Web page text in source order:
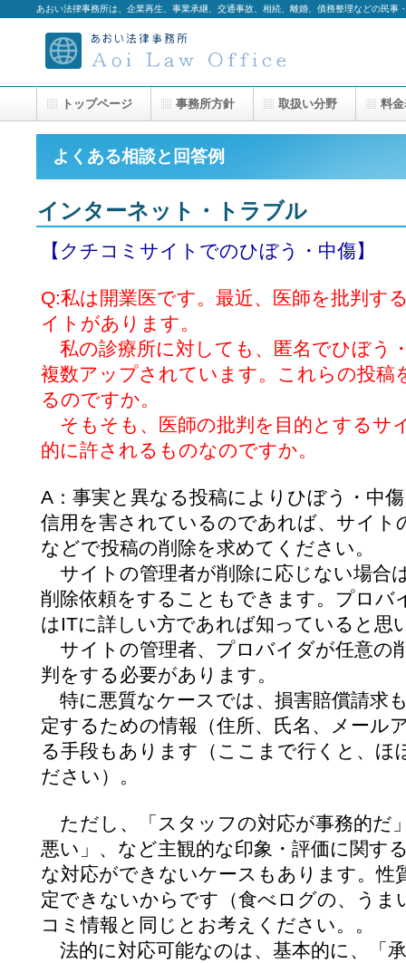
あおい法律事務所は、企業再生、事業承継、交通事故、相続、離婚、債務整理などの民事
よくある相談と回答例
インターネット・トラブル
【クチコミサイトでのひぼう・中傷】
Q:私は開業医です。最近、医師を批判す
イトがあります。
私の診療所に対しても、匿名でひぼう
複数アップされています。これらの投稿
るのですか。
そもそも、医師の批判を目的とするサ
的に許されるものなのですか。
A：事実と異なる投稿によりひぼう・中
信用を害されているのであれば、サイト
などで投稿の削除を求めてください。
サイトの管理者が削除に応じない場合
削除依頼をすることもできます。プロバ
はITに詳しい方であれば知っていると思
サイトの管理者、プロバイダが任意の
判をする必要があります。
特に悪質なケースでは、損害賠償請求
定するための情報（住所、氏名、メール
る手段もあります（ここまで行くと、ほ
ださい）。
ただし、「スタッフの対応が事務的だ
悪い」、など主観的な印象・評価に関す
な対応ができないケースもあります。性
定できないからです（食べログの、うま
コミ情報と同じとお考えください。。
法的に対応可能なのは、基本的に、「
トップページ 事務所方針 取扱い分野 料